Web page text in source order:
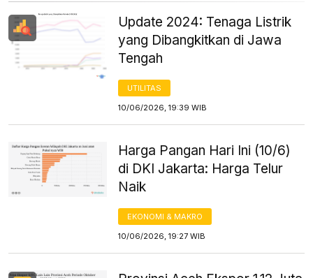
Update 2024: Tenaga Listrik
yang Dibangkitkan di Jawa
Tengah
UTILITAS
10/06/2026, 19:39 WIB
Harga Pangan Hari Ini (10/6)
di DKI Jakarta: Harga Telur
Naik
EKONOMI & MAKRO
10/06/2026, 19:27 WIB